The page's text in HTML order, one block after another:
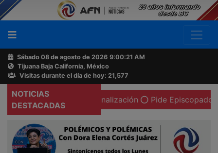
Sábado 08 de agosto de 2026 9:00:22 AM
Tijuana Baja California, México
Visitas durante el día de hoy: 21,577
NOTICIAS
DESTACADAS
en la canalización Pide Episcopado
Buscador
Acerca
de
AFN